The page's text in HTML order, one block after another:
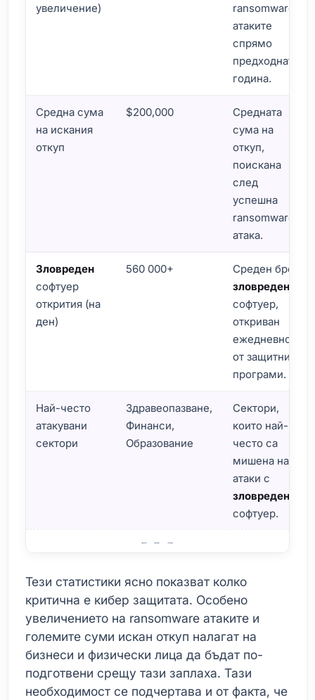
увеличение)
ransomware
атаките
спрямо
предходната
година.
Средна сума
на искания
откуп
$200,000
Средната
сума на
откуп,
поискана
след
успешна
ransomware
атака.
Зловреден
софтуер
открития (на
ден)
560 000+
Среден брой
зловреден
софтуер,
откриван
ежедневно
от защитни
програми.
Най-често
атакувани
сектори
Здравеопазване,
Финанси,
Образование
Сектори,
които най-
често са
мишена на
атаки с
зловреден
софтуер.
Тези статистики ясно показват колко
критична е кибер защитата. Особено
увеличението на ransomware атаките и
големите суми искан откуп налагат на
бизнеси и физически лица да бъдат по-
подготвени срещу тази заплаха. Тази
необходимост се подчертава и от факта, че